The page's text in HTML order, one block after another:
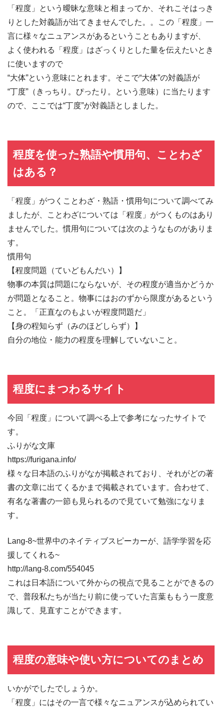
「程度」という曖昧な意味と相まってか、それこそはっき
りとした対義語が出てきませんでした。。この「程度」一
言に様々なニュアンスがあるということもありますが、
よく使われる「程度」はざっくりとした量を伝えたいとき
に使いますので
“大体”という意味にとれます。そこで“大体”の対義語が
“丁度”（きっちり。ぴったり。という意味）に当たります
ので、ここでは“丁度”が対義語としました。
程度を使った熟語や慣用句、ことわざ
はある？
「程度」がつくことわざ・熟語・慣用句について調べてみ
ましたが、ことわざについては「程度」がつくものはあり
ませんでした。慣用句については次のようなものがありま
す。
慣用句
【程度問題（ていどもんだい）】
物事の本質は問題にならないが、その程度が適当かどうか
が問題となること。物事にはおのずから限度があるという
こと。「正直なのもよいが程度問題だ」
【身の程知らず（みのほどしらず）】
自分の地位・能力の程度を理解していないこと。
程度にまつわるサイト
今回「程度」について調べる上で参考になったサイトで
す。
ふりがな文庫
https://furigana.info/
様々な日本語のふりがなが掲載されており、それがどの著
書の文章に出てくるかまで掲載されています。合わせて、
有名な著書の一節も見られるので見ていて勉強になりま
す。
Lang-8~世界中のネイティブスピーカーが、語学学習を応
援してくれる~
http://lang-8.com/554045
これは日本語について外からの視点で見ることができるの
で、普段私たちが当たり前に使っていた言葉ももう一度意
識して、見直すことができます。
程度の意味や使い方についてのまとめ
いかがでしたでしょうか。
「程度」にはその一言で様々なニュアンスが込められてい